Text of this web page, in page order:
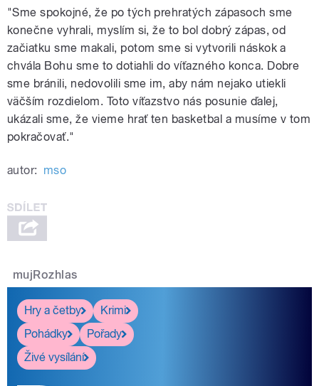
"Sme spokojné, že po tých prehratých zápasoch sme
konečne vyhrali, myslím si, že to bol dobrý zápas, od
začiatku sme makali, potom sme si vytvorili náskok a
chvála Bohu sme to dotiahli do víťazného konca. Dobre
sme bránili, nedovolili sme im, aby nám nejako utiekli
väčším rozdielom. Toto víťazstvo nás posunie ďalej,
ukázali sme, že vieme hrať ten basketbal a musíme v tom
pokračovať."
autor: mso
mujRozhlas
Hry a četby
Krimi
Pohádky
Pořady
Živé vysílání